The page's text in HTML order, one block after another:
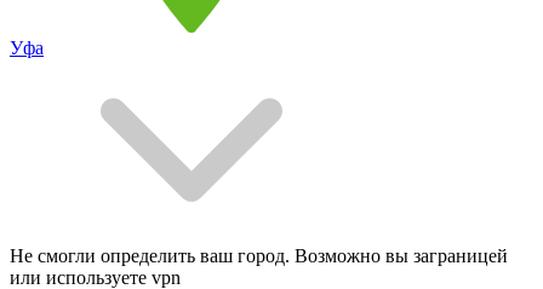
Уфа
Не смогли определить ваш город. Возможно вы заграницей
или используете vpn